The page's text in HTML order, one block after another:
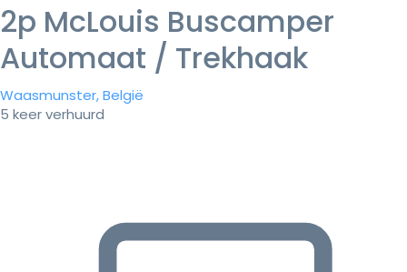
2p McLouis Buscamper
Automaat / Trekhaak
Waasmunster, België
5 keer verhuurd